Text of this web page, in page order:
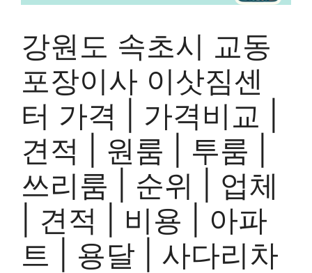
강원도 속초시 교동
포장이사 이삿짐센
터 가격 | 가격비교 |
견적 | 원룸 | 투룸 |
쓰리룸 | 순위 | 업체
| 견적 | 비용 | 아파
트 | 용달 | 사다리차